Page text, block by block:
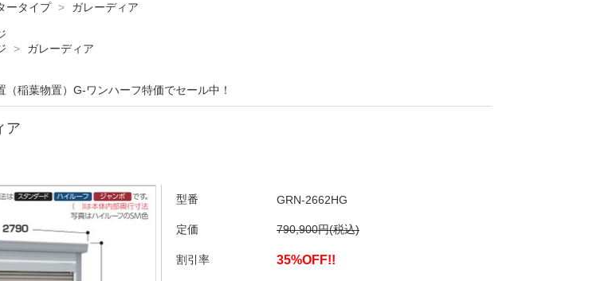
ータイプ > ガレーディア
> ガレーディア
（稲葉物置）G-ワンハーフ特価でセール中！
ア
型番 GRN-2662HG
定価 790,900円(税込)
割引率 35%OFF!!